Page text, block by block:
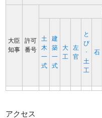
大臣
知事
許可
番号
土
木
一
式
建
築
一
式
大
工
左
官
と
び
･
土
工
石
アクセス